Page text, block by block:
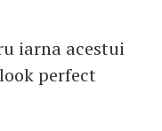
iarna acestui
perfect